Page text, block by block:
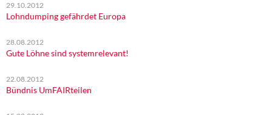
29.10.2012
Lohndumping gefährdet Europa
28.08.2012
Gute Löhne sind systemrelevant!
22.08.2012
Bündnis UmFAIRteilen